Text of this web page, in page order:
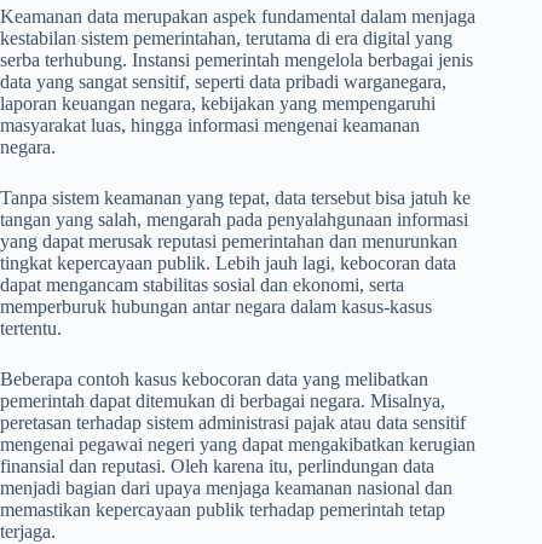
Keamanan data merupakan aspek fundamental dalam menjaga
kestabilan sistem pemerintahan, terutama di era digital yang
serba terhubung. Instansi pemerintah mengelola berbagai jenis
data yang sangat sensitif, seperti data pribadi warganegara,
laporan keuangan negara, kebijakan yang mempengaruhi
masyarakat luas, hingga informasi mengenai keamanan
negara.
Tanpa sistem keamanan yang tepat, data tersebut bisa jatuh ke
tangan yang salah, mengarah pada penyalahgunaan informasi
yang dapat merusak reputasi pemerintahan dan menurunkan
tingkat kepercayaan publik. Lebih jauh lagi, kebocoran data
dapat mengancam stabilitas sosial dan ekonomi, serta
memperburuk hubungan antar negara dalam kasus-kasus
tertentu.
Beberapa contoh kasus kebocoran data yang melibatkan
pemerintah dapat ditemukan di berbagai negara. Misalnya,
peretasan terhadap sistem administrasi pajak atau data sensitif
mengenai pegawai negeri yang dapat mengakibatkan kerugian
finansial dan reputasi. Oleh karena itu, perlindungan data
menjadi bagian dari upaya menjaga keamanan nasional dan
memastikan kepercayaan publik terhadap pemerintah tetap
terjaga.